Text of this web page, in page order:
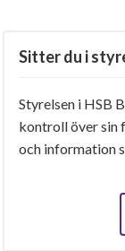
Sitter du i
Styrelsen i HSB
kontroll över sin
och information